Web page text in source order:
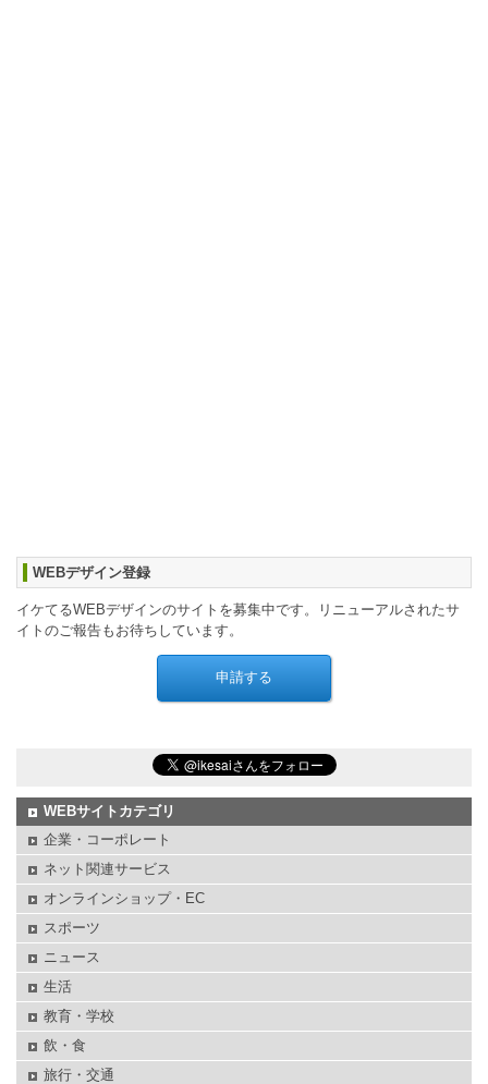
WEBデザイン登録
イケてるWEBデザインのサイトを募集中です。リニューアルされたサ
イトのご報告もお待ちしています。
WEBサイトカテゴリ
企業・コーポレート
ネット関連サービス
オンラインショップ・EC
スポーツ
ニュース
生活
教育・学校
飲・食
旅行・交通